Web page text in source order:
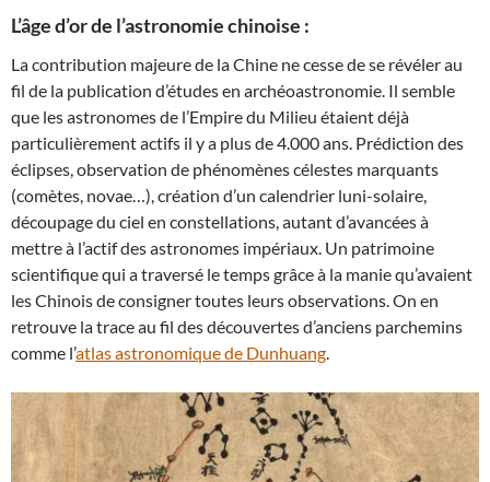
L’âge d’or de l’astronomie chinoise :
La contribution majeure de la Chine ne cesse de se révéler au
fil de la publication d’études en archéoastronomie. Il semble
que les astronomes de l’Empire du Milieu étaient déjà
particulièrement actifs il y a plus de 4.000 ans. Prédiction des
éclipses, observation de phénomènes célestes marquants
(comètes, novae…), création d’un calendrier luni-solaire,
découpage du ciel en constellations, autant d’avancées à
mettre à l’actif des astronomes impériaux. Un patrimoine
scientifique qui a traversé le temps grâce à la manie qu’avaient
les Chinois de consigner toutes leurs observations. On en
retrouve la trace au fil des découvertes d’anciens parchemins
comme l’atlas astronomique de Dunhuang.